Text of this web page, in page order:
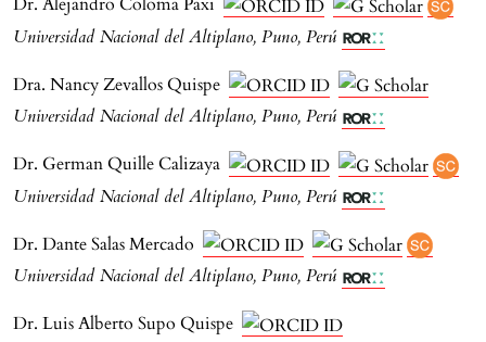
Universidad Nacional del Altiplano, Puno, Perú
Dra. Nancy Zevallos Quispe
Universidad Nacional del Altiplano, Puno, Perú
Dr. German Quille Calizaya
Universidad Nacional del Altiplano, Puno, Perú
Dr. Dante Salas Mercado
Universidad Nacional del Altiplano, Puno, Perú
Dr. Luis Alberto Supo Quispe